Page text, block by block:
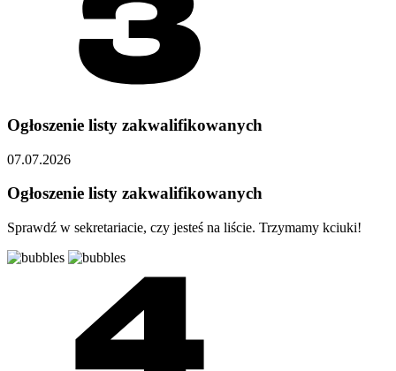
Ogłoszenie listy zakwalifikowanych
07.07.2026
Ogłoszenie listy zakwalifikowanych
Sprawdź w sekretariacie, czy jesteś na liście. Trzymamy kciuki!